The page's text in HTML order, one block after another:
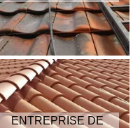
ENTREPRISE DE